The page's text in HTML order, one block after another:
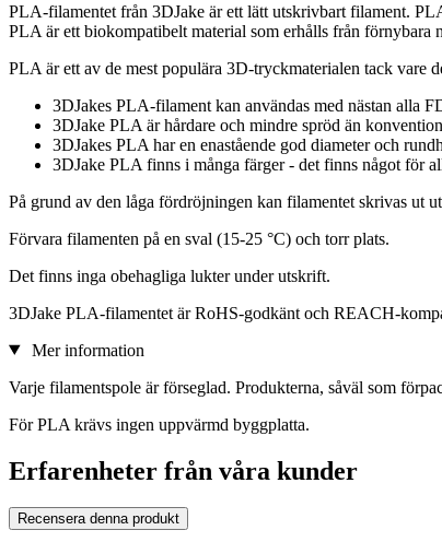
PLA-filamentet från 3DJake är ett lätt utskrivbart filament.
PLA är ett biokompatibelt material som erhålls från förnybara
PLA är ett av de mest populära 3D-tryckmaterialen tack vare
3DJakes PLA-filament kan användas med nästan alla
3DJake PLA är hårdare och mindre spröd än
3DJakes PLA har en enastående god diameter och
3DJake PLA finns i många färger - det finns något för
På grund av den låga fördröjningen kan filamentet skrivas ut
Förvara filamenten på en sval (15-25 °C) och torr plats.
Det finns inga obehagliga lukter under utskrift.
3DJake PLA-filamentet är RoHS-godkänt och REACH-
Mer information
Varje filamentspole är förseglad. Produkterna, såväl som
För PLA krävs ingen uppvärmd byggplatta.
Erfarenheter från våra kunder
Recensera denna produkt